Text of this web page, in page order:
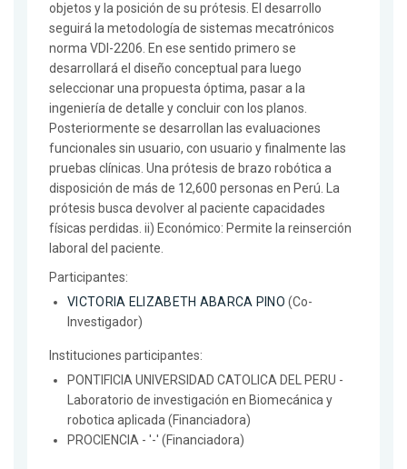
objetos y la posición de su prótesis. El desarrollo
seguirá la metodología de sistemas mecatrónicos
norma VDI-2206. En ese sentido primero se
desarrollará el diseño conceptual para luego
seleccionar una propuesta óptima, pasar a la
ingeniería de detalle y concluir con los planos.
Posteriormente se desarrollan las evaluaciones
funcionales sin usuario, con usuario y finalmente las
pruebas clínicas. Una prótesis de brazo robótica a
disposición de más de 12,600 personas en Perú. La
prótesis busca devolver al paciente capacidades
físicas perdidas. ii) Económico: Permite la reinserción
laboral del paciente.
Participantes:
VICTORIA ELIZABETH ABARCA PINO (Co-
Investigador)
Instituciones participantes:
PONTIFICIA UNIVERSIDAD CATOLICA DEL PERU -
Laboratorio de investigación en Biomecánica y
robotica aplicada (Financiadora)
PROCIENCIA - '-' (Financiadora)